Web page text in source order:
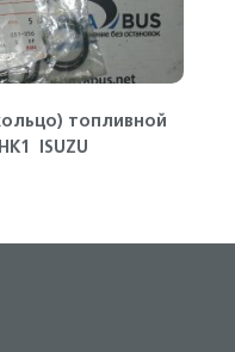
топливной
ISUZU